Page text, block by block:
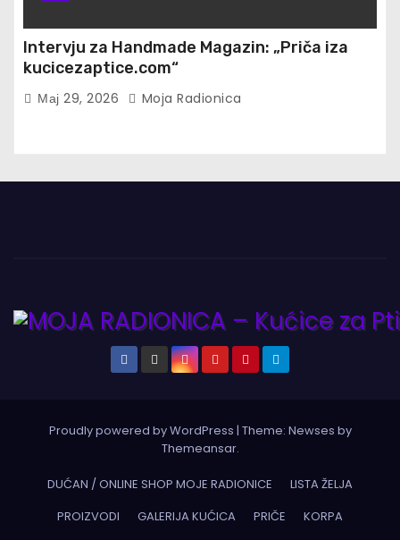
Intervju za Handmade Magazin: „Priča iza
kucicezaptice.com“
Мај 29, 2026 Moja Radionica
Proudly powered by WordPress | Theme: Newses by
Themeansar.
DUĆAN / ONLINE SHOP MOJE RADIONICE
LISTA ŽELJA
PROIZVODI
GALERIJA KUĆICA PRIČE KORPA